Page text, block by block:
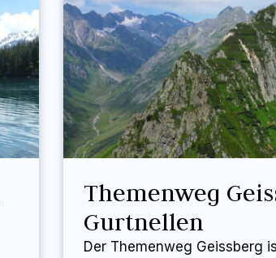
Themenweg
Gurtnellen
Der Themenweg Geissberg